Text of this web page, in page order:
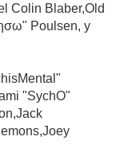
Colin Blaber,Old
Poulsen, y
"SychO"